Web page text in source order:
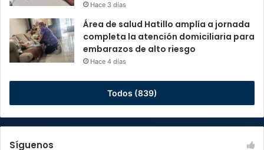
Hace 3 días
Área de salud Hatillo amplía a jornada
completa la atención domiciliaria para
embarazos de alto riesgo
Hace 4 días
Todos (839)
Síguenos